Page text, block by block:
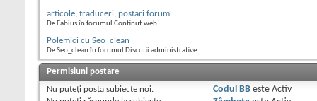
articole, traduceri, postari forum
De Fabius în forumul Continut web
Polemici cu Seo_clean
De Seo_clean în forumul Discutii administrative
Permisiuni postare
Nu puteţi posta subiecte noi.
Codul BBeste Activ